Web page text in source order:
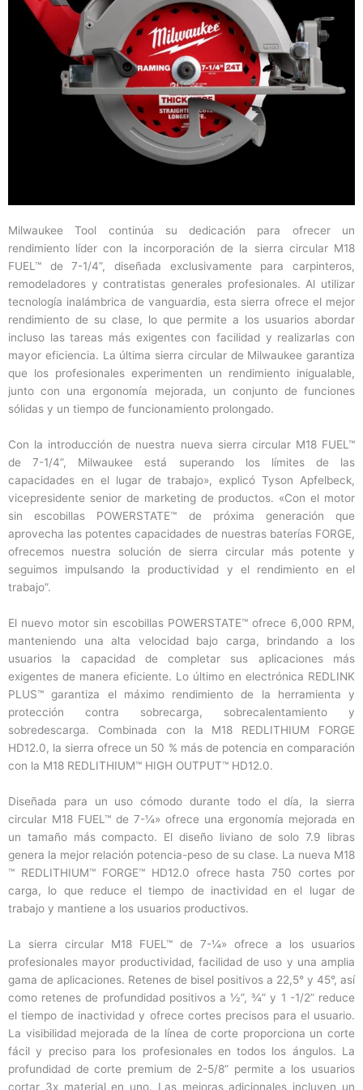
Milwaukee Tool continúa su dedicación para ofrecer un
rendimiento líder con la incorporación de la sierra circular M18
FUEL™ de 7-1/4”, diseñada exclusivamente para carpinteros,
remodeladores y contratistas generales profesionales. Al utilizar
tecnología inalámbrica de vanguardia, esta sierra ofrece el mejor
rendimiento de su clase, lo que permite a los usuarios abordar
incluso las tareas más exigentes con facilidad y realizarlas con
mayor eficiencia. La última sierra circular de Milwaukee garantiza
que los profesionales experimenten un rendimiento inigualable,
junto con una ergonomía mejorada, un conjunto de funciones
sólidas y un tiempo de funcionamiento prolongado.
Con la introducción de nuestra nueva sierra circular M18 FUEL™
de 7-1/4”, Milwaukee está superando los límites de las
capacidades en el lugar de trabajo», explicó Tyson Apfelbeck,
vicepresidente senior de marketing de productos. «Con el motor
sin escobillas POWERSTATE™ de próxima generación que
aprovecha las potentes capacidades de nuestras baterías FORGE,
ofrecemos nuestra solución de sierra circular más potente y
seguimos impulsando la productividad y el rendimiento en el
trabajo”.
El nuevo motor sin escobillas POWERSTATE™ ofrece 6,000 RPM,
manteniendo una alta velocidad bajo carga, brindando a los
usuarios la capacidad de completar sus aplicaciones más
exigentes de manera eficiente. Lo último en electrónica REDLINK
PLUS™ garantiza el máximo rendimiento de la herramienta y
protección contra sobrecarga, sobrecalentamiento y
sobredescarga. Combinada con la M18 REDLITHIUM FORGE
HD12.0, la sierra ofrece un 50 % más de potencia en comparación
con la M18 REDLITHIUM™ HIGH OUTPUT™ HD12.0.
Diseñada para un uso cómodo durante todo el día, la sierra
circular M18 FUEL™ de 7-¼» ofrece una ergonomía mejorada en
un tamaño más compacto. El diseño liviano de solo 7.9 libras
genera la mejor relación potencia-peso de su clase. La nueva M18
™ REDLITHIUM™ FORGE™ HD12.0 ofrece hasta 750 cortes por
carga, lo que reduce el tiempo de inactividad en el lugar de
trabajo y mantiene a los usuarios productivos.
La sierra circular M18 FUEL™ de 7-¼» ofrece a los usuarios
profesionales mayor productividad, facilidad de uso y una amplia
gama de aplicaciones. Retenes de bisel positivos a 22,5° y 45°, así
como retenes de profundidad positivos a ½”, ¾” y 1 -1/2” reduce
el tiempo de inactividad y ofrece cortes precisos para el usuario.
La visibilidad mejorada de la línea de corte proporciona un corte
fácil y preciso para los profesionales en todos los ángulos. La
profundidad de corte premium de 2-5/8” permite a los usuarios
cortar 3x material en uno. Las mejoras adicionales incluyen un